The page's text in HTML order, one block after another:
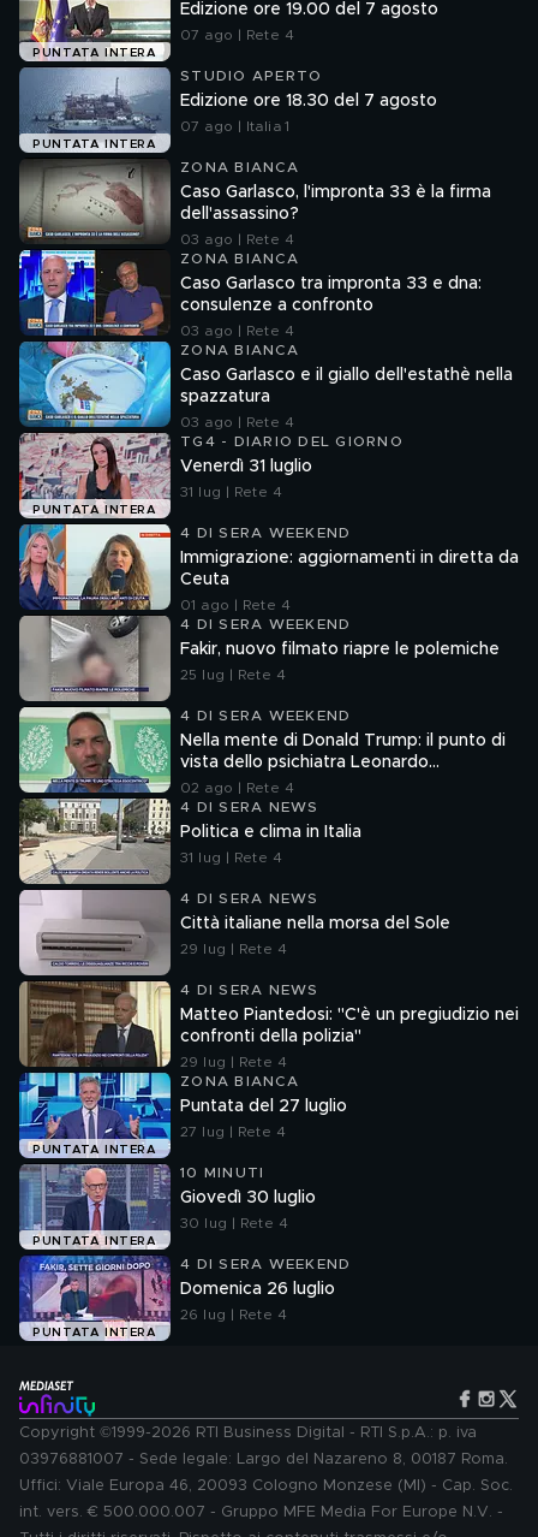
PUNTATA INTERA
Edizione ore 19.00 del 7 agosto
07 ago | Rete 4
PUNTATA INTERA
STUDIO APERTO
Edizione ore 18.30 del 7 agosto
07 ago | Italia 1
ZONA BIANCA
Caso Garlasco, l'impronta 33 è la firma
dell'assassino?
03 ago | Rete 4
ZONA BIANCA
Caso Garlasco tra impronta 33 e dna:
consulenze a confronto
03 ago | Rete 4
ZONA BIANCA
Caso Garlasco e il giallo dell'estathè nella
spazzatura
03 ago | Rete 4
PUNTATA INTERA
TG4 - DIARIO DEL GIORNO
Venerdì 31 luglio
31 lug | Rete 4
4 DI SERA WEEKEND
Immigrazione: aggiornamenti in diretta da
Ceuta
01 ago | Rete 4
4 DI SERA WEEKEND
Fakir, nuovo filmato riapre le polemiche
25 lug | Rete 4
4 DI SERA WEEKEND
Nella mente di Donald Trump: il punto di
vista dello psichiatra Leonardo
Mendolicchio
02 ago | Rete 4
4 DI SERA NEWS
Politica e clima in Italia
31 lug | Rete 4
4 DI SERA NEWS
Città italiane nella morsa del Sole
29 lug | Rete 4
4 DI SERA NEWS
Matteo Piantedosi: "C'è un pregiudizio nei
confronti della polizia"
29 lug | Rete 4
PUNTATA INTERA
ZONA BIANCA
Puntata del 27 luglio
27 lug | Rete 4
PUNTATA INTERA
10 MINUTI
Giovedì 30 luglio
30 lug | Rete 4
PUNTATA INTERA
4 DI SERA WEEKEND
Domenica 26 luglio
26 lug | Rete 4
Copyright ©1999-2026 RTI Business Digital - RTI S.p.A.: p. iva
03976881007 - Sede legale: Largo del Nazareno 8, 00187 Roma.
Uffici: Viale Europa 46, 20093 Cologno Monzese (MI) - Cap. Soc.
int. vers. € 500.000.007 - Gruppo MFE Media For Europe N.V. -